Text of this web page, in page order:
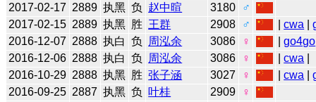
2017-02-17 2889 执黑 负 赵中暄 3180
♂
2017-02-15 2889 执黑 胜 王群 2908 ♂ |cwa |
2016-12-07 2888 执白 负 周泓余 3086 ♀ |go4go
2016-12-06 2888 执白 负 周泓余 3086 ♀ |cwa
2016-10-29 2888 执黑 胜 张子涵 3027 ♀ |cwa |
2016-09-25 2887 执黑 负 叶桂 2909
♀